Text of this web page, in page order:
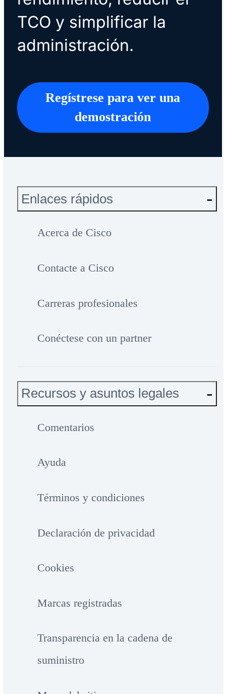
TCO y simplificar la
administración.
Regístrese para ver una
demostración
Enlaces rápidos
Acerca de Cisco
Contacte a Cisco
Carreras profesionales
Conéctese con un partner
Recursos y asuntos legales
Comentarios
Ayuda
Términos y condiciones
Declaración de privacidad
Cookies
Marcas registradas
Transparencia en la cadena de
suministro